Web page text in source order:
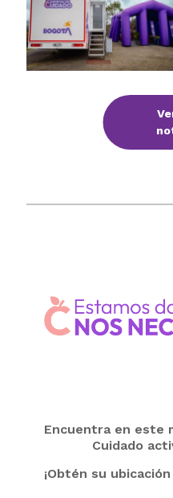
Encuentra en este
Cuidado
¡Obtén su